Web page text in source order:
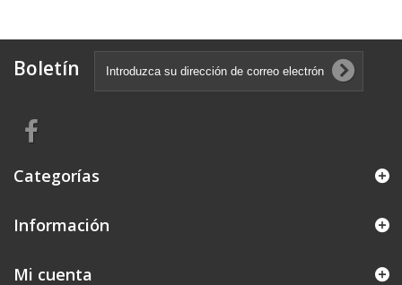
Boletín
Categorías
Información
Mi cuenta